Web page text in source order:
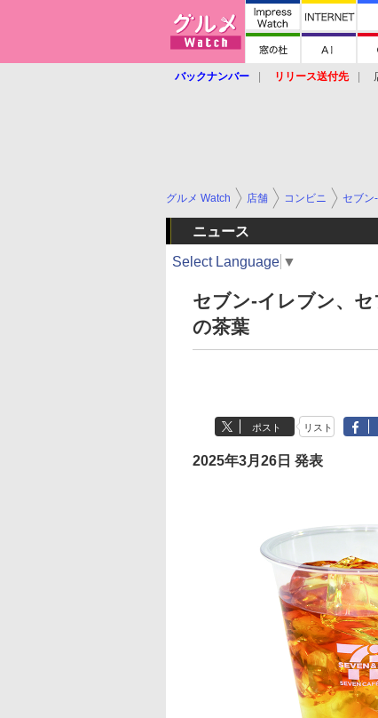
バックナンバー リリース送付先
グルメ Watch 店舗 コンビニ セブン
ニュース
Select Language ▼
セブン-イレブン、
の茶葉
ポスト リスト
2025年3月26日 発表